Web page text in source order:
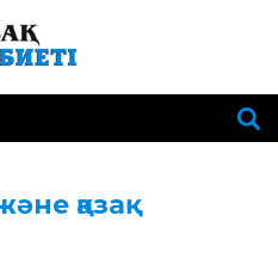
қазақ